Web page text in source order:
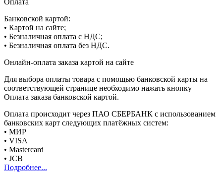
Банковской картой:
• Картой на сайте;
• Безналичная оплата с НДС;
• Безналичная оплата без НДС.
Онлайн-оплата заказа картой на сайте
Для выбора оплаты товара с помощью банковской карты на
соответствующей странице необходимо нажать кнопку
Оплата заказа банковской картой.
Оплата происходит через ПАО СБЕРБАНК с использованием
банковских карт следующих платёжных систем:
• МИР
• VISA
• Mastercard
• JCB
Подробнее...